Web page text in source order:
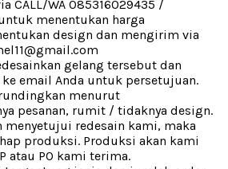
CALL/WA 085316029435 /
menentukan harga
design dan mengirim via
gelang tersebut dan
email Anda untuk persetujuan.
menurut
pesanan, rumit / tidaknya design.
menyetujui redesain kami, maka
produksi. Produksi akan kami
atau PO kami terima.